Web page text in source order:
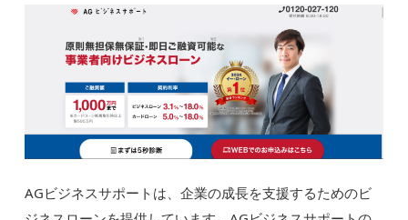
AGビジネスサポートは、企業の成長を支援するためのビ